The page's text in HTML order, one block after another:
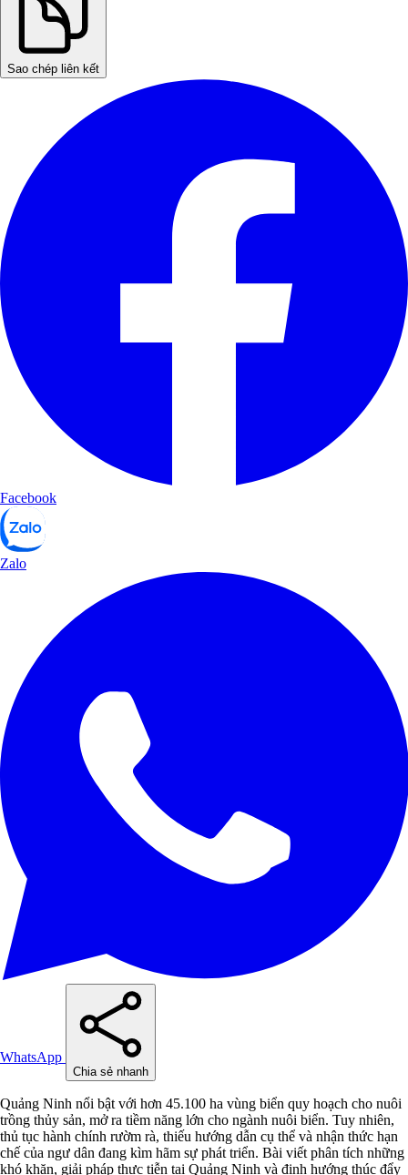
Sao chép liên kết
Facebook
Zalo
WhatsApp
Chia sẻ nhanh
Quảng Ninh nổi bật với hơn 45.100 ha vùng biển quy hoạch cho nuôi
trồng thủy sản, mở ra tiềm năng lớn cho ngành nuôi biển. Tuy nhiên,
thủ tục hành chính rườm rà, thiếu hướng dẫn cụ thể và nhận thức hạn
chế của ngư dân đang kìm hãm sự phát triển. Bài viết phân tích những
khó khăn, giải pháp thực tiễn tại Quảng Ninh và định hướng thúc đẩy